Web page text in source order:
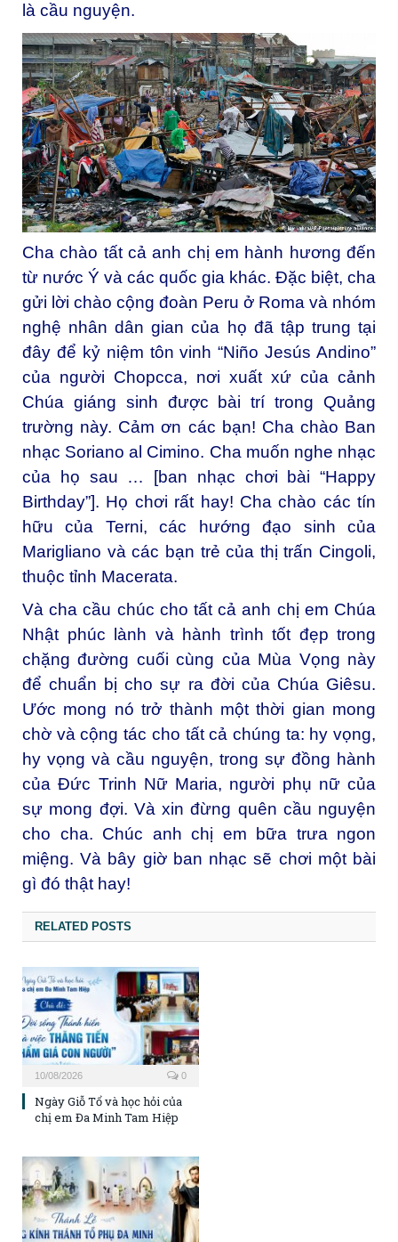
là cầu nguyện.
Cha chào tất cả anh chị em hành hương đến
từ nước Ý và các quốc gia khác. Đặc biệt, cha
gửi lời chào cộng đoàn Peru ở Roma và nhóm
nghệ nhân dân gian của họ đã tập trung tại
đây để kỷ niệm tôn vinh “Niño Jesús Andino”
của người Chopcca, nơi xuất xứ của cảnh
Chúa giáng sinh được bài trí trong Quảng
trường này. Cảm ơn các bạn! Cha chào Ban
nhạc Soriano al Cimino. Cha muốn nghe nhạc
của họ sau … [ban nhạc chơi bài “Happy
Birthday”]. Họ chơi rất hay! Cha chào các tín
hữu của Terni, các hướng đạo sinh của
Marigliano và các bạn trẻ của thị trấn Cingoli,
thuộc tỉnh Macerata.
Và cha cầu chúc cho tất cả anh chị em Chúa
Nhật phúc lành và hành trình tốt đẹp trong
chặng đường cuối cùng của Mùa Vọng này
để chuẩn bị cho sự ra đời của Chúa Giêsu.
Ước mong nó trở thành một thời gian mong
chờ và cộng tác cho tất cả chúng ta: hy vọng,
hy vọng và cầu nguyện, trong sự đồng hành
của Đức Trinh Nữ Maria, người phụ nữ của
sự mong đợi. Và xin đừng quên cầu nguyện
cho cha. Chúc anh chị em bữa trưa ngon
miệng. Và bây giờ ban nhạc sẽ chơi một bài
gì đó thật hay!
RELATED POSTS
10/08/2026 0
Ngày Giỗ Tổ và học hỏi của
chị em Đa Minh Tam Hiệp